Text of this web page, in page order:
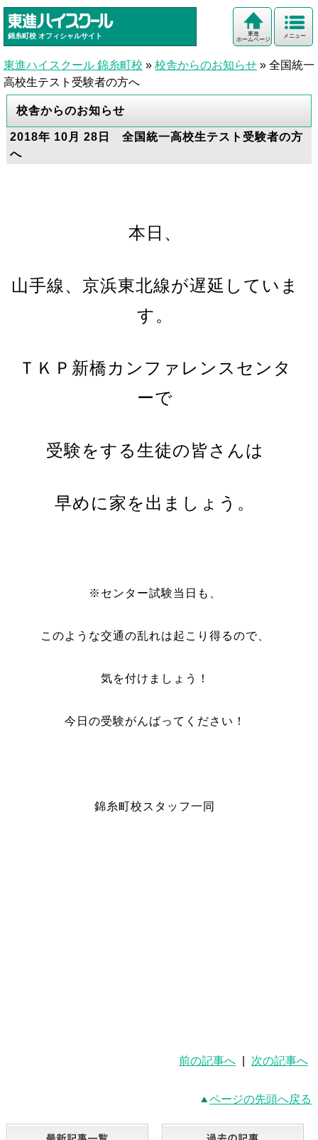
錦糸町校 オフィシャルサイト メニュー
東進
ホームページ
東進ハイスクール 錦糸町校 » 校舎からのお知らせ » 全国統一
高校生テスト受験者の方へ
校舎からのお知らせ
2018年 10月 28日 全国統一高校生テスト受験者の方
へ
本日、
山手線、京浜東北線が遅延していま
す。
ＴＫＰ新橋カンファレンスセンタ
ーで
受験をする生徒の皆さんは
早めに家を出ましょう。
※センター試験当日も、
このような交通の乱れは起こり得るので、
気を付けましょう！
今日の受験がんばってください！
錦糸町校スタッフ一同
前の記事へ 次の記事へ
ページの先頭へ戻る
最新記事一覧